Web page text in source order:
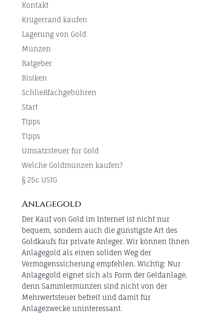
Kontakt
Krügerrand kaufen
Lagerung von Gold
Münzen
Ratgeber
Risiken
Schließfachgebühren
Start
Tipps
Tipps
Umsatzsteuer für Gold
Welche Goldmünzen kaufen?
§ 25c UStG
Anlagegold
Der Kauf von Gold im Internet ist nicht nur
bequem, sondern auch die günstigste Art des
Goldkaufs für private Anleger. Wir können Ihnen
Anlagegold als einen soliden Weg der
Vermögenssicherung empfehlen. Wichtig: Nur
Anlagegold eignet sich als Form der Geldanlage,
denn Sammlermünzen sind nicht von der
Mehrwertsteuer befreit und damit für
Anlagezwecke uninteressant.